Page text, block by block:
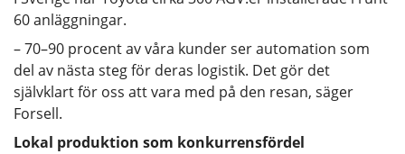
60 anläggningar.
– 70–90 procent av våra kunder ser automation som
del av nästa steg för deras logistik. Det gör det
självklart för oss att vara med på den resan, säger
Forsell.
Lokal produktion som konkurrensfördel